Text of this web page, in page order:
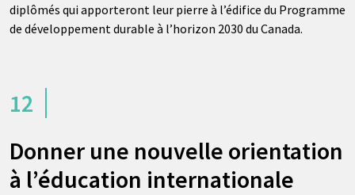
diplômés qui apporteront leur pierre à l’édifice du Programme
de développement durable à l’horizon 2030 du Canada.
12
Donner une nouvelle orientation
à l’éducation internationale